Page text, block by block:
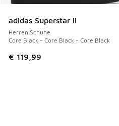
adidas Superstar II
Herren Schuhe
Core Black - Core Black - Core Black
€ 119,99